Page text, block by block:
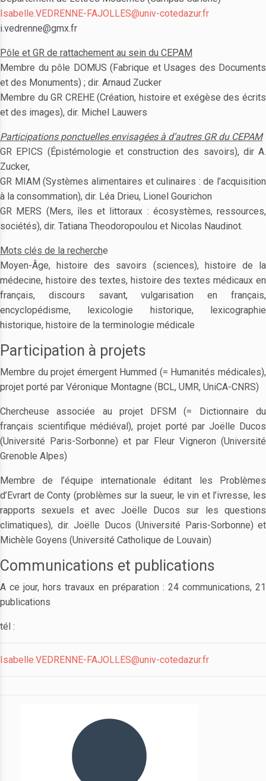
Isabelle.VEDRENNE-FAJOLLES@univ-cotedazur.fr
i.vedrenne@gmx.fr
Pôle et GR de rattachement au sein du CEPAM
Membre du pôle DOMUS (Fabrique et Usages des Documents
et des Monuments) ; dir. Arnaud Zucker
Membre du GR CREHE (Création, histoire et exégèse des écrits
et des images), dir. Michel Lauwers
Participations ponctuelles envisagées à d’autres GR du CEPAM
GR EPICS (Épistémologie et construction des savoirs), dir A.
Zucker,
GR MIAM (Systèmes alimentaires et culinaires : de l’acquisition
à la consommation), dir. Léa Drieu, Lionel Gourichon
GR MERS (Mers, îles et littoraux : écosystèmes, ressources,
sociétés), dir. Tatiana Theodoropoulou et Nicolas Naudinot.
Mots clés de la recherche
Moyen-Âge, histoire des savoirs (sciences), histoire de la
médecine, histoire des textes, histoire des textes médicaux en
français, discours savant, vulgarisation en français,
encyclopédisme, lexicologie historique, lexicographie
historique, histoire de la terminologie médicale
Participation à projets
Membre du projet émergent Hummed (= Humanités médicales),
projet porté par Véronique Montagne (BCL, UMR, UniCA-CNRS)
Chercheuse associée au projet DFSM (= Dictionnaire du
français scientifique médiéval), projet porté par Joëlle Ducos
(Université Paris-Sorbonne) et par Fleur Vigneron (Université
Grenoble Alpes)
Membre de l’équipe internationale éditant les Problèmes
d’Evrart de Conty (problèmes sur la sueur, le vin et l’ivresse, les
rapports sexuels et avec Joëlle Ducos sur les questions
climatiques), dir. Joëlle Ducos (Université Paris-Sorbonne) et
Michèle Goyens (Université Catholique de Louvain)
Communications et publications
A ce jour, hors travaux en préparation : 24 communications, 21
publications
tél :
Isabelle.VEDRENNE-FAJOLLES@univ-cotedazur.fr